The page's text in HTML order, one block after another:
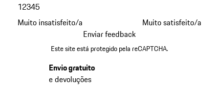
Muito insatisfeito/a
12345
Muito satisfeito/a
Enviar feedback
Este site está protegido pela reCAPTCHA.
Envio gratuito
e devoluções